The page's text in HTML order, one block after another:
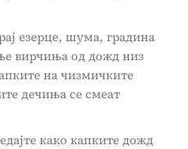
езерце, шума, градина
вирчиња од дожд низ
на чизмичките
дечиња се смеат
како капките дожд